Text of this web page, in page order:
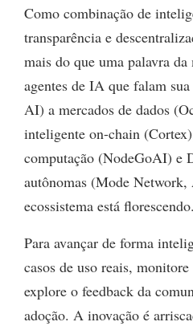
Como combinação de
transparência e
mais do que uma palavra
agentes de IA que falam
AI) a mercados de dados
inteligente on-chain
computação (NodeGoAI) e
autônomas (Mode
ecossistema está florescendo.
Para avançar de forma
casos de uso reais,
explore o feedback da
adoção. A inovação é